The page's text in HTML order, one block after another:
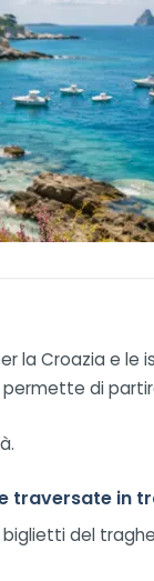
la Croazia e
di
traversate in
biglietti del